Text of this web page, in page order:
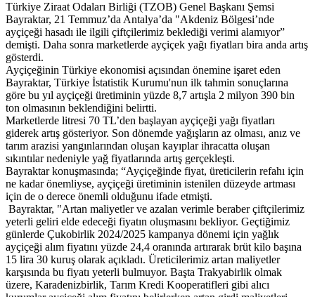
Türkiye Ziraat Odaları Birliği (TZOB) Genel Başkanı Şemsi
Bayraktar, 21 Temmuz’da Antalya’da "Akdeniz Bölgesi’nde
ayçiçeği hasadı ile ilgili çiftçilerimiz beklediği verimi alamıyor”
demişti. Daha sonra marketlerde ayçiçek yağı fiyatları bira anda artış
gösterdi.
Ayçiçeğinin Türkiye ekonomisi açısından önemine işaret eden
Bayraktar, Türkiye İstatistik Kurumu'nun ilk tahmin sonuçlarına
göre bu yıl ayçiçeği üretiminin yüzde 8,7 artışla 2 milyon 390 bin
ton olmasının beklendiğini belirtti.
Marketlerde litresi 70 TL’den başlayan ayçiçeği yağı fiyatları
giderek artış gösteriyor. Son dönemde yağışların az olması, anız ve
tarım arazisi yangınlarından oluşan kayıplar ihracatta oluşan
sıkıntılar nedeniyle yağ fiyatlarında artış gerçekleşti.
Bayraktar konuşmasında; “Ayçiçeğinde fiyat, üreticilerin refahı için
ne kadar önemliyse, ayçiçeği üretiminin istenilen düzeyde artması
için de o derece önemli olduğunu ifade etmişti.
Bayraktar, "Artan maliyetler ve azalan verimle beraber çiftçilerimiz
yeterli geliri elde edeceği fiyatın oluşmasını bekliyor. Geçtiğimiz
günlerde Çukobirlik 2024/2025 kampanya dönemi için yağlık
ayçiçeği alım fiyatını yüzde 24,4 oranında artırarak brüt kilo başına
15 lira 30 kuruş olarak açıkladı. Üreticilerimiz artan maliyetler
karşısında bu fiyatı yeterli bulmuyor. Başta Trakyabirlik olmak
üzere, Karadenizbirlik, Tarım Kredi Kooperatifleri gibi alıcı